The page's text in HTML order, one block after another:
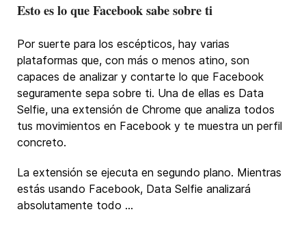
Esto es lo que Facebook sabe sobre ti
Por suerte para los escépticos, hay varias
plataformas que, con más o menos atino, son
capaces de analizar y contarte lo que Facebook
seguramente sepa sobre ti. Una de ellas es Data
Selfie, una extensión de Chrome que analiza todos
tus movimientos en Facebook y te muestra un perfil
concreto.
La extensión se ejecuta en segundo plano. Mientras
estás usando Facebook, Data Selfie analizará
absolutamente todo ...